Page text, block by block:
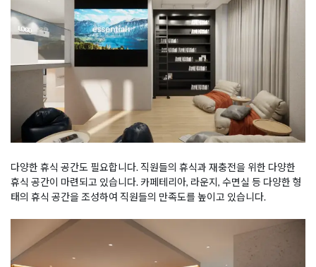
다양한 휴식 공간도 필요합니다. 직원들의 휴식과 재충전을 위한 다양한
휴식 공간이 마련되고 있습니다. 카페테리아, 라운지, 수면실 등 다양한 형
태의 휴식 공간을 조성하여 직원들의 만족도를 높이고 있습니다.